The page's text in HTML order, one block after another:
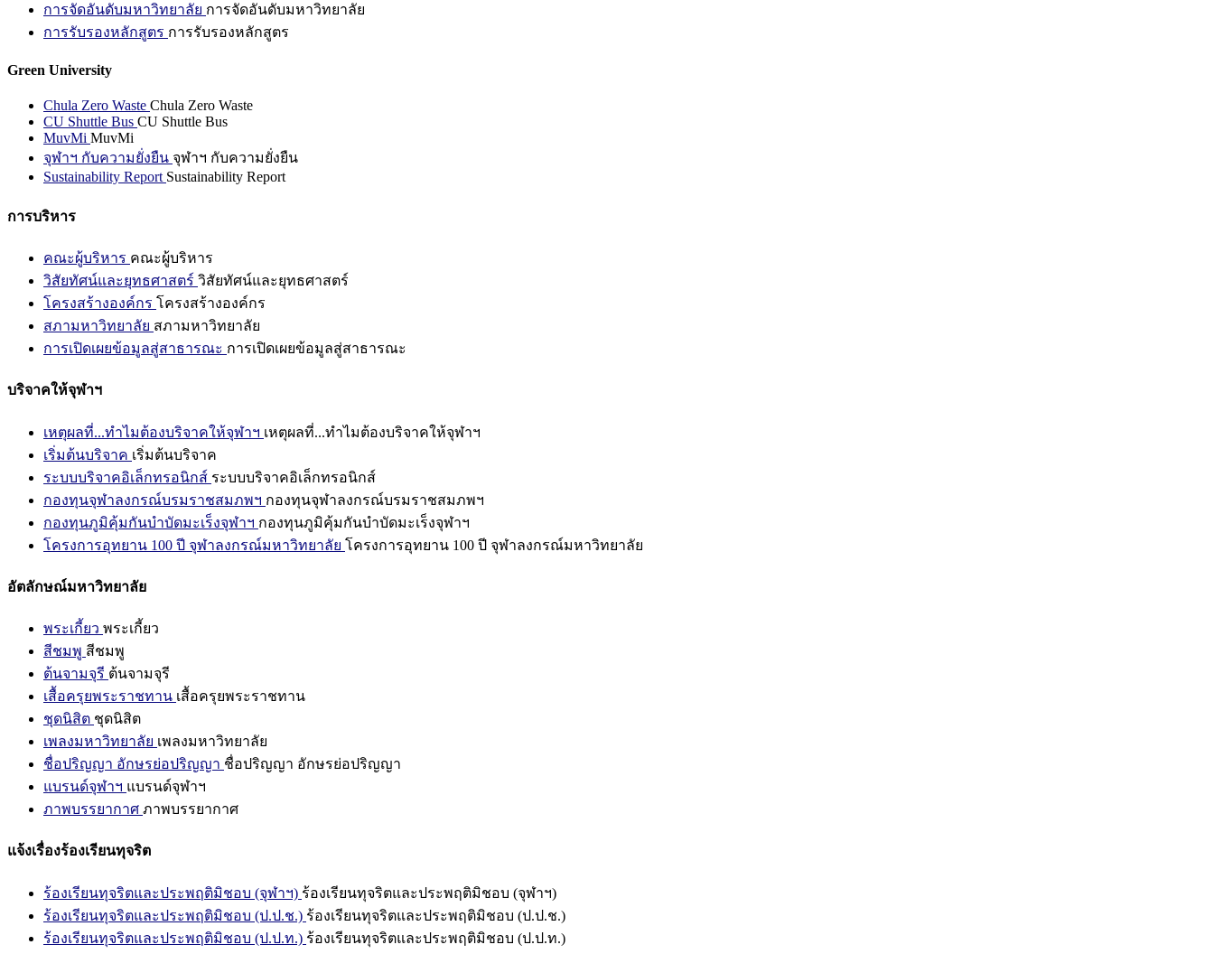
การจัดอันดับมหาวิทยาลัย การจัดอันดับมหาวิทยาลัย
การรับรองหลักสูตร การรับรองหลักสูตร
Green University
Chula Zero Waste Chula Zero Waste
CU Shuttle Bus CU Shuttle Bus
MuvMi MuvMi
จุฬาฯ กับความยั่งยืน จุฬาฯ กับความยั่งยืน
Sustainability Report Sustainability Report
การบริหาร
คณะผู้บริหาร คณะผู้บริหาร
วิสัยทัศน์และยุทธศาสตร์ วิสัยทัศน์และยุทธศาสตร์
โครงสร้างองค์กร โครงสร้างองค์กร
สภามหาวิทยาลัย สภามหาวิทยาลัย
การเปิดเผยข้อมูลสู่สาธารณะ การเปิดเผยข้อมูลสู่สาธารณะ
บริจาคให้จุฬาฯ
เหตุผลที่...ทำไมต้องบริจาคให้จุฬาฯ เหตุผลที่...ทำไมต้องบริจาคให้จุฬาฯ
เริ่มต้นบริจาค เริ่มต้นบริจาค
ระบบบริจาคอิเล็กทรอนิกส์ ระบบบริจาคอิเล็กทรอนิกส์
กองทุนจุฬาลงกรณ์บรมราชสมภพฯ กองทุนจุฬาลงกรณ์บรมราชสมภพฯ
กองทุนภูมิคุ้มกันบำบัดมะเร็งจุฬาฯ กองทุนภูมิคุ้มกันบำบัดมะเร็งจุฬาฯ
โครงการอุทยาน 100 ปี จุฬาลงกรณ์มหาวิทยาลัย โครงการอุทยาน 100 ปี จุฬาลงกรณ์มหาวิทยาลัย
อัตลักษณ์มหาวิทยาลัย
พระเกี้ยว พระเกี้ยว
สีชมพู สีชมพู
ต้นจามจุรี ต้นจามจุรี
เสื้อครุยพระราชทาน เสื้อครุยพระราชทาน
ชุดนิสิต ชุดนิสิต
เพลงมหาวิทยาลัย เพลงมหาวิทยาลัย
ชื่อปริญญา อักษรย่อปริญญา ชื่อปริญญา อักษรย่อปริญญา
แบรนด์จุฬาฯ แบรนด์จุฬาฯ
ภาพบรรยากาศ ภาพบรรยากาศ
แจ้งเรื่องร้องเรียนทุจริต
ร้องเรียนทุจริตและประพฤติมิชอบ (จุฬาฯ) ร้องเรียนทุจริตและประพฤติมิชอบ (จุฬาฯ)
ร้องเรียนทุจริตและประพฤติมิชอบ (ป.ป.ช.) ร้องเรียนทุจริตและประพฤติมิชอบ (ป.ป.ช.)
ร้องเรียนทุจริตและประพฤติมิชอบ (ป.ป.ท.) ร้องเรียนทุจริตและประพฤติมิชอบ (ป.ป.ท.)